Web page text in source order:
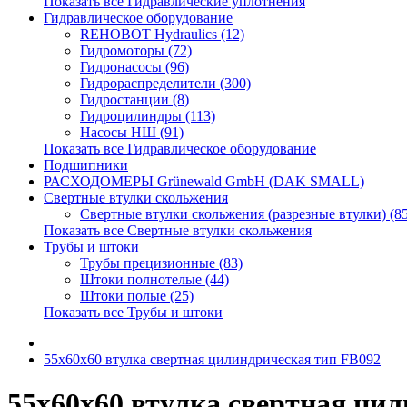
Гидравлическое оборудование
REHOBOT Hydraulics (12)
Гидромоторы (72)
Гидронасосы (96)
Гидрораспределители (300)
Гидростанции (8)
Гидроцилиндры (113)
Насосы НШ (91)
Показать все Гидравлическое оборудование
Подшипники
РАСХОДОМЕРЫ Grünewald GmbH (DAK SMALL)
Свертные втулки скольжения
Свертные втулки скольжения (разрезные втулки)
Показать все Свертные втулки скольжения
Трубы и штоки
Трубы прецизионные (83)
Штоки полнотелые (44)
Штоки полые (25)
Показать все Трубы и штоки
55x60x60 втулка свертная цилиндрическая тип FB092